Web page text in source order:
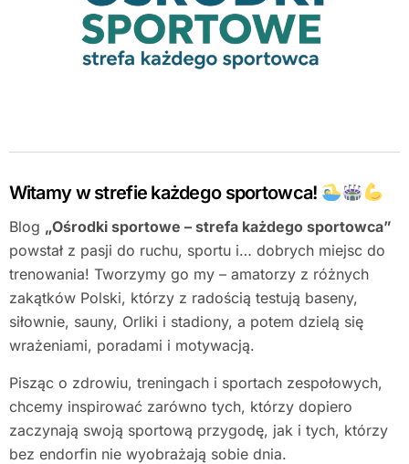
Witamy w strefie każdego sportowca!
Blog „Ośrodki sportowe – strefa każdego sportowca”
powstał z pasji do ruchu, sportu i… dobrych miejsc do
trenowania! Tworzymy go my – amatorzy z różnych
zakątków Polski, którzy z radością testują baseny,
siłownie, sauny, Orliki i stadiony, a potem dzielą się
wrażeniami, poradami i motywacją.
Pisząc o zdrowiu, treningach i sportach zespołowych,
chcemy inspirować zarówno tych, którzy dopiero
zaczynają swoją sportową przygodę, jak i tych, którzy
bez endorfin nie wyobrażają sobie dnia.